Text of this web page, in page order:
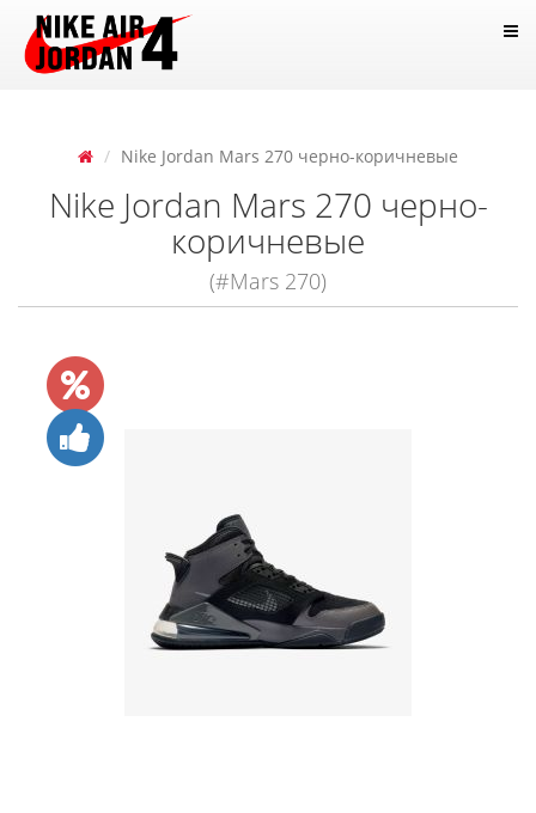
Nike Jordan Mars 270 черно-коричневые
Nike Jordan Mars 270 черно-
коричневые
(#Mars 270)